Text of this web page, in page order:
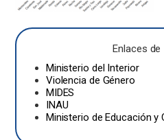
Enlaces
Ministerio del Interior
Violencia de Género
MIDES
INAU
Ministerio de Educación y